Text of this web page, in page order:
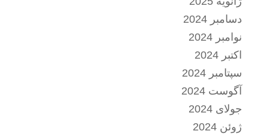
دسامبر 2024
نوامبر 2024
اکتبر 2024
سپتامبر 2024
آگوست 2024
جولای 2024
ژوئن 2024